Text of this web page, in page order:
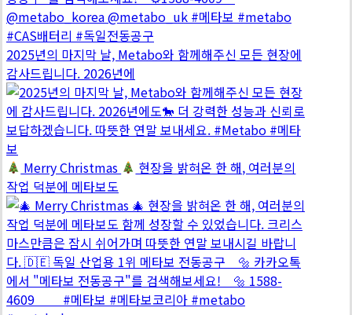
2025년의 마지막 날, Metabo와 함께해주신 모든 현장에
감사드립니다. 2026년에
Merry Christmas
현장을 밝혀온 한 해, 여러분의
작업 덕분에 메타보도